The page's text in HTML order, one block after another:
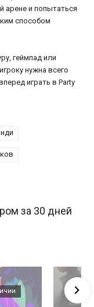
арене и попытаться
способом
геймпад или
нужна всего
играть в Party
за 30 дней